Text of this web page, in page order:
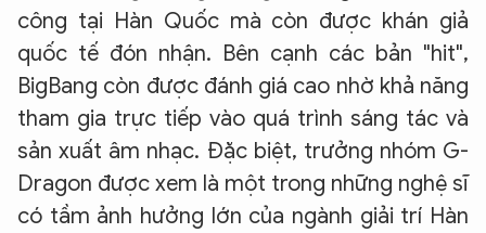
công tại Hàn Quốc mà còn được khán giả
quốc tế đón nhận. Bên cạnh các bản "hit",
BigBang còn được đánh giá cao nhờ khả năng
tham gia trực tiếp vào quá trình sáng tác và
sản xuất âm nhạc. Đặc biệt, trưởng nhóm G-
Dragon được xem là một trong những nghệ sĩ
có tầm ảnh hưởng lớn của ngành giải trí Hàn